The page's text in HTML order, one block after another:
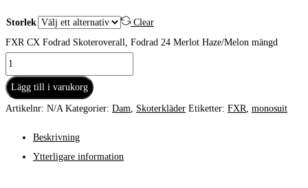
Storlek
Clear
FXR CX Fodrad Skoteroverall, Fodrad 24 Merlot Haze/Melon mängd
Lägg till i varukorg
Artikelnr: N/A Kategorier: Dam, Skoterkläder Etiketter: FXR, monosuit
Beskrivning
Ytterligare information